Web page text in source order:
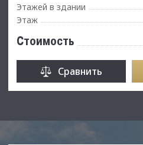
Этажей в здании
Этаж
Стоимость
Сравнить